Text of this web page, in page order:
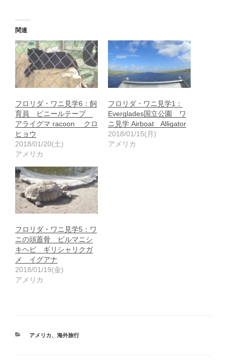
関連
フロリダ・ワニ見学6：飼
育員 ビニールテープ
アライグマ racoon クロ
ヒョウ
2018/01/20(土)
アメリカ
フロリダ・ワニ見学1：
Everglades国立公園 ワ
ニ見学 Airboat Alligator
2018/01/15(月)
アメリカ
フロリダ・ワニ見学5：ワ
ニの頭蓋骨 ビルマニシ
キヘビ ギリシャリクガ
メ イグアナ
2018/01/19(金)
アメリカ
カ
アメリカ、 海外旅行